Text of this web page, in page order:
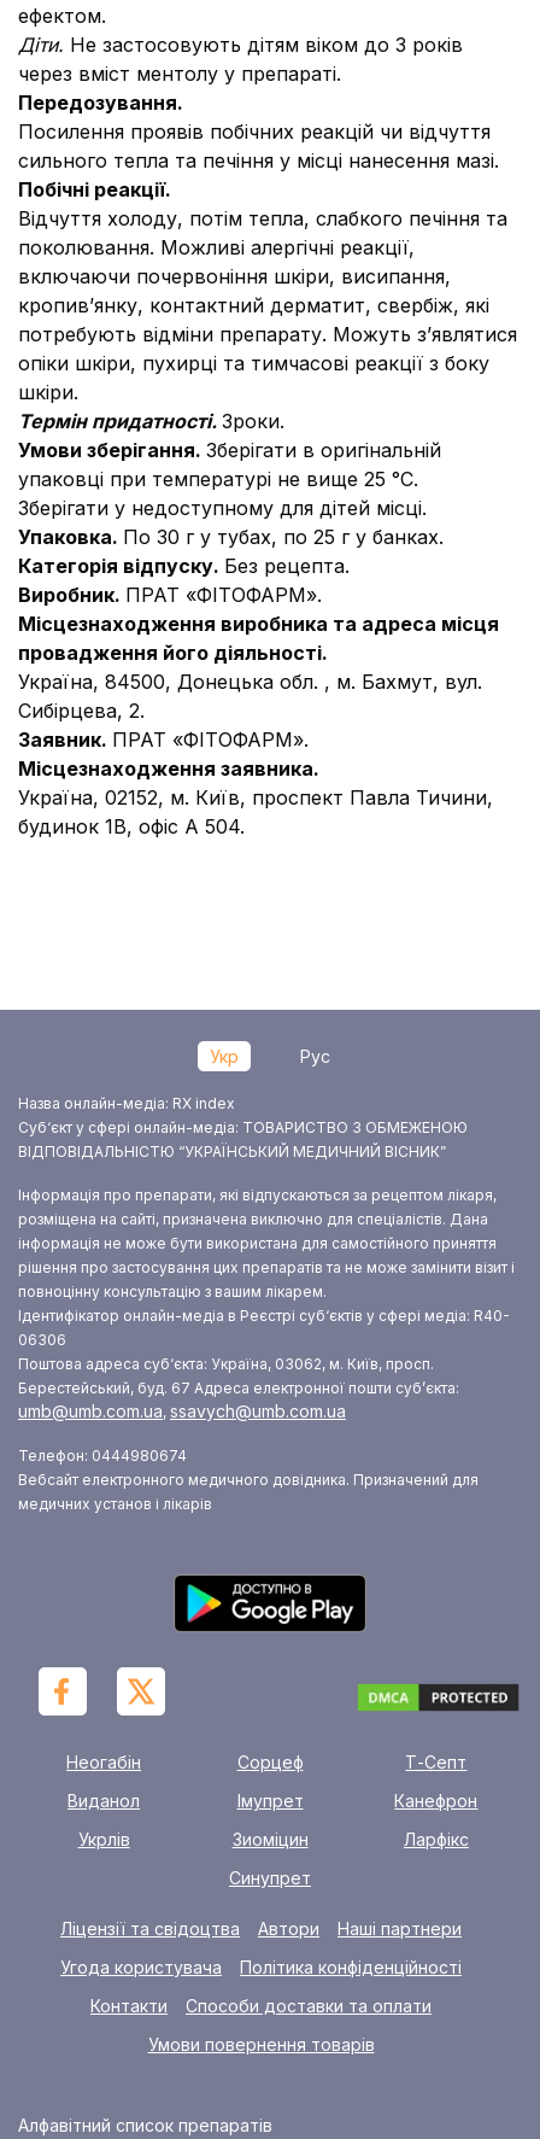
ефектом.
Діти. Не застосовують дітям віком до 3 років
через вміст ментолу у препараті.
Передозування.
Посилення проявів побічних реакцій чи відчуття
сильного тепла та печіння у місці нанесення мазі.
Побічні реакції.
Відчуття холоду, потім тепла, слабкого печіння та
поколювання. Можливі алергічні реакції,
включаючи почервоніння шкіри, висипання,
кропив’янку, контактний дерматит, свербіж, які
потребують відміни препарату. Можуть з’являтися
опіки шкіри, пухирці та тимчасові реакції з боку
шкіри.
Термін придатності. 3роки.
Умови зберігання. Зберігати в оригінальній
упаковці при температурі не вище 25 °С.
Зберігати у недоступному для дітей місці.
Упаковка. По 30 г у тубах, по 25 г у банках.
Категорія відпуску. Без рецепта.
Виробник. ПРАТ «ФІТОФАРМ».
Місцезнаходження виробника та адреса місця
провадження його діяльності.
Україна, 84500, Донецька обл. , м. Бахмут, вул.
Сибірцева, 2.
Заявник. ПРАТ «ФІТОФАРМ».
Місцезнаходження заявника.
Україна, 02152, м. Київ, проспект Павла Тичини,
будинок 1В, офіс А 504.
Укр Рус
Назва онлайн-медіа: RX index
Суб‘єкт у сфері онлайн-медіа: ТОВАРИСТВО З ОБМЕЖЕНОЮ
ВІДПОВІДАЛЬНІСТЮ “УКРАЇНСЬКИЙ МЕДИЧНИЙ ВІСНИК”
Інформація про препарати, які відпускаються за рецептом лікаря,
розміщена на сайті, призначена виключно для спеціалістів. Дана
інформація не може бути використана для самостійного приняття
рішення про застосування цих препаратів та не може замінити візит і
повноцінну консультацію з вашим лікарем.
Ідентифікатор онлайн-медіа в Реєстрі суб‘єктів у сфері медіа: R40-
06306
Поштова адреса суб‘єкта: Україна, 03062, м. Київ, просп.
Берестейський, буд. 67 Адреса електронної пошти суб’єкта:
umb@umb.com.ua, ssavych@umb.com.ua
Телефон: 0444980674
Вебсайт електронного медичного довідника. Призначений для
медичних установ і лікарів
Неогабін Сорцеф
Т-Септ
Виданол
Імупрет
Канефрон
Укрлів
Зиоміцин
Ларфікс
Синупрет
Ліцензії та свідоцтва Автори
Наші партнери
Угода користувача
Політика конфіденційності
Контакти
Способи доставки та оплати
Умови повернення товарів
Алфавітний список препаратів